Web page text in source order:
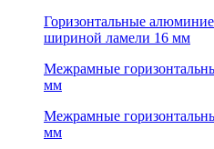
Горизонтальные
шириной ламели 16 мм
Межрамные
мм
Межрамные
мм